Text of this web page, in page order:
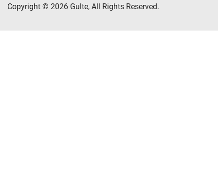
Copyright © 2026 Gulte, All Rights Reserved.